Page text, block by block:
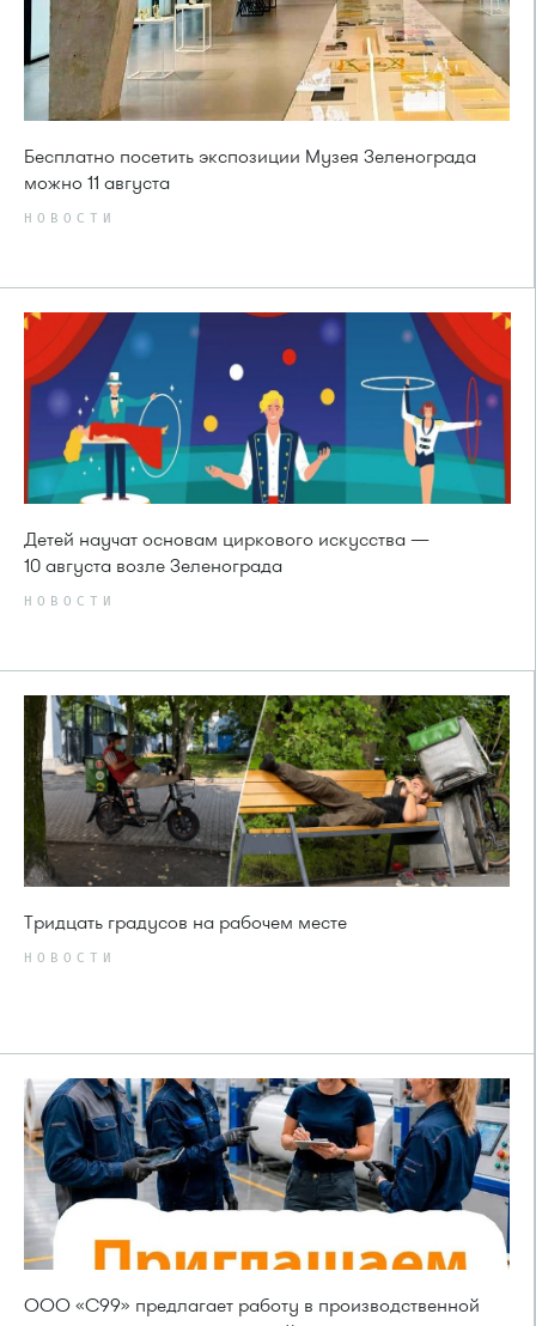
Бесплатно посетить экспозиции Музея Зеленограда
можно 11 августа
НОВОСТИ
Детей научат основам циркового искусства —
10 августа возле Зеленограда
НОВОСТИ
Тридцать градусов на рабочем месте
НОВОСТИ
ООО «С99» предлагает работу в производственной